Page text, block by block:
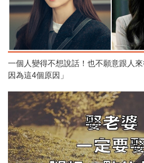
一個人變得不想說話！也不願意跟人
因為這4個原因」